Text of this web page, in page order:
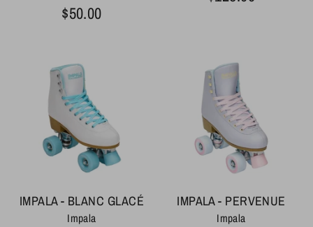
$50.00
IMPALA - BLANC GLACÉ
Impala
IMPALA - PERVENUE
Impala